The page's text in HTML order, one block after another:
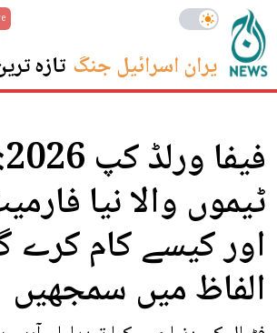
ایران اسرائیل جنگ تازہ
ٹیموں والا نیا
اور کیسے کام کرے
الفاظ میں سمجھیں